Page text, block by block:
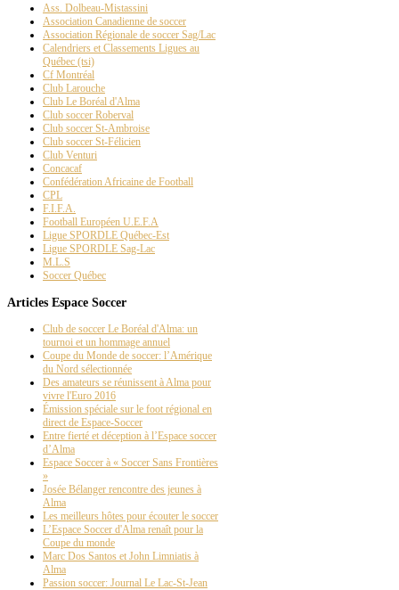
Ass. Dolbeau-Mistassini
Association Canadienne de soccer
Association Régionale de soccer Sag/Lac
Calendriers et Classements Ligues au
Québec (tsi)
Cf Montréal
Club Larouche
Club Le Boréal d'Alma
Club soccer Roberval
Club soccer St-Ambroise
Club soccer St-Félicien
Club Venturi
Concacaf
Confédération Africaine de Football
CPL
F.I.F.A.
Football Européen U.E.F.A
Ligue SPORDLE Québec-Est
Ligue SPORDLE Sag-Lac
M.L.S
Soccer Québec
Articles Espace Soccer
Club de soccer Le Boréal d'Alma: un
tournoi et un hommage annuel
Coupe du Monde de soccer: l’Amérique
du Nord sélectionnée
Des amateurs se réunissent à Alma pour
vivre l'Euro 2016
Émission spéciale sur le foot régional en
direct de Espace-Soccer
Entre fierté et déception à l’Espace soccer
d’Alma
Espace Soccer à « Soccer Sans Frontières
»
Josée Bélanger rencontre des jeunes à
Alma
Les meilleurs hôtes pour écouter le soccer
L’Espace Soccer d'Alma renaît pour la
Coupe du monde
Marc Dos Santos et John Limniatis à
Alma
Passion soccer: Journal Le Lac-St-Jean